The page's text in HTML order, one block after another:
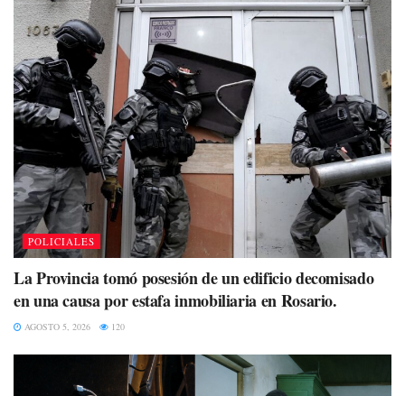
POLICIALES
La Provincia tomó posesión de un edificio decomisado
en una causa por estafa inmobiliaria en Rosario.
AGOSTO 5, 2026 120